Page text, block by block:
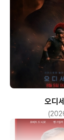
(
오디